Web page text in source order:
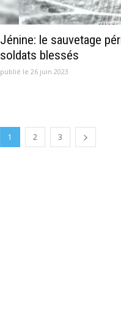
Jénine: le sauvetage
soldats blessés
publié le 26 juin 2023
1 2 3